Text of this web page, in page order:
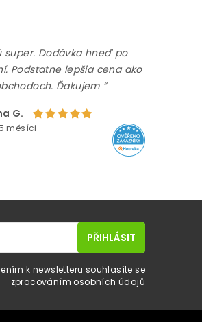
super. Dodávka hneď po
Podstatne lepšia cena ako
Ďakujem ”
G.
měsíci
k newsletteru souhlasíte se
zpracováním osobních údajů